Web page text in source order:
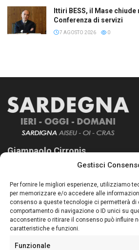
Gestisci
Per fornire le migliori esperienze, utilizziamo
per memorizzare e/o accedere alle
consenso a queste tecnologie ci permetterà di
comportamento di navigazione o ID unici su
acconsentire o ritirare il consenso può influire
caratteristiche e funzioni.
Funzionale
Ittiri BESS, il Mase
Conferenza di servizi
7 AGOSTO 2026 0
Giampaolo Cirronis
Sardegna Ieri-Oggi-Domani nasce per
lettori su quanto accade in Sardegna, con
nostro passato e, soprattutto, al nostro
Follow Us